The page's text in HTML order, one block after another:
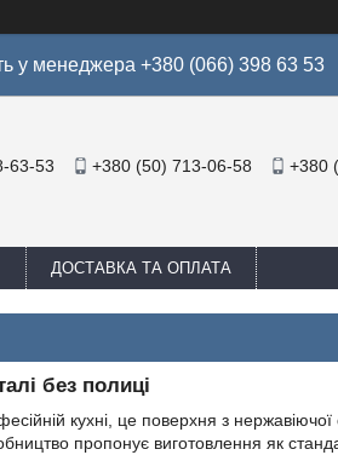
у менеджера +380 (066) 398 63 53
63-53 +380 (50) 713-06-58 +380
ДОСТАВКА ТА ОПЛАТА
без полиці
кухні, це поверхня з нержавіючої
пропонує виготовлення як